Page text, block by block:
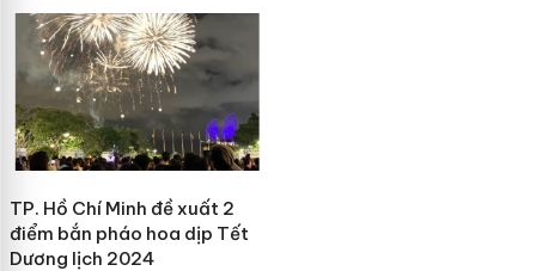
TP. Hồ Chí Minh đề xuất 2
điểm bắn pháo hoa dịp Tết
Dương lịch 2024